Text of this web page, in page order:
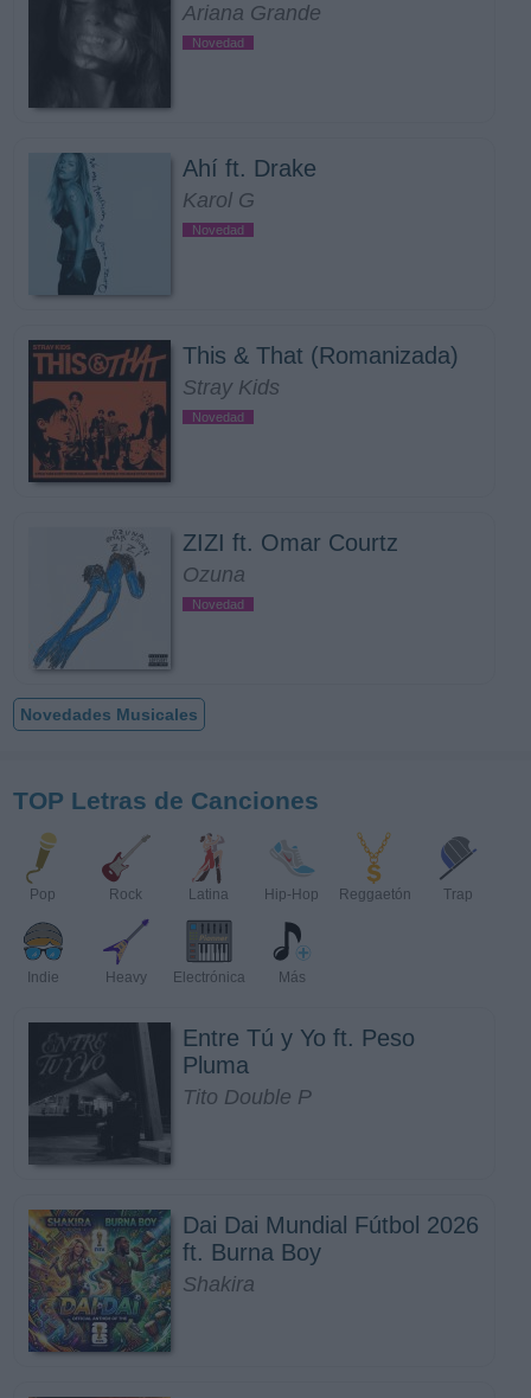
Ariana Grande
Novedad
Ahí ft. Drake
Karol G
Novedad
This & That (Romanizada)
Stray Kids
Novedad
ZIZI ft. Omar Courtz
Ozuna
Novedad
Novedades Musicales
TOP Letras de Canciones
Pop Rock Latina Hip-Hop Reggaetón Trap
Indie Heavy Electrónica Más
Entre Tú y Yo ft. Peso
Pluma
Tito Double P
Dai Dai Mundial Fútbol 2026
ft. Burna Boy
Shakira